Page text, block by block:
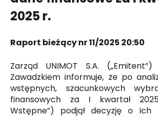
2025 r.
Raport bieżący nr 11/2025 20:50
Zarząd UNIMOT S.A.
Zawadzkiem informuje, że po
wstępnych, szacunkowych
finansowych za I kwartał
Wstępne”) podjął decyzję o ich